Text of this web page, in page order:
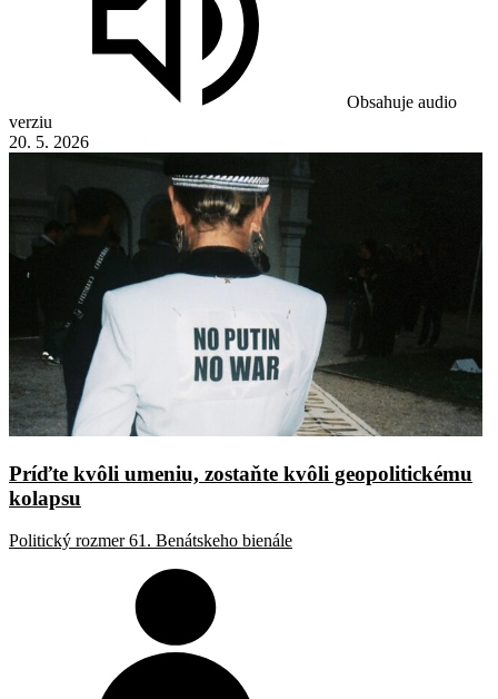
Obsahuje audio
verziu
20. 5. 2026
Príďte kvôli umeniu, zostaňte kvôli geopolitickému
kolapsu
Politický rozmer 61. Benátskeho bienále